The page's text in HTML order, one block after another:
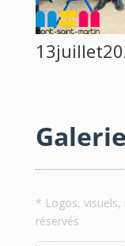
* Logos,
réservés